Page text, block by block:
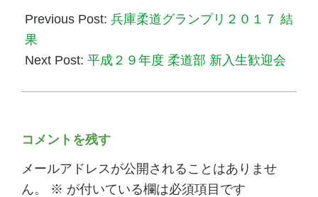
02-
18
Previous Post: 兵庫柔道グランプリ２０１７ 結
果
Next Post: 平成２９年度 柔道部 新入生歓迎会
コメントを残す
メールアドレスが公開されることはありませ
ん。
※ が付いている欄は必須項目です